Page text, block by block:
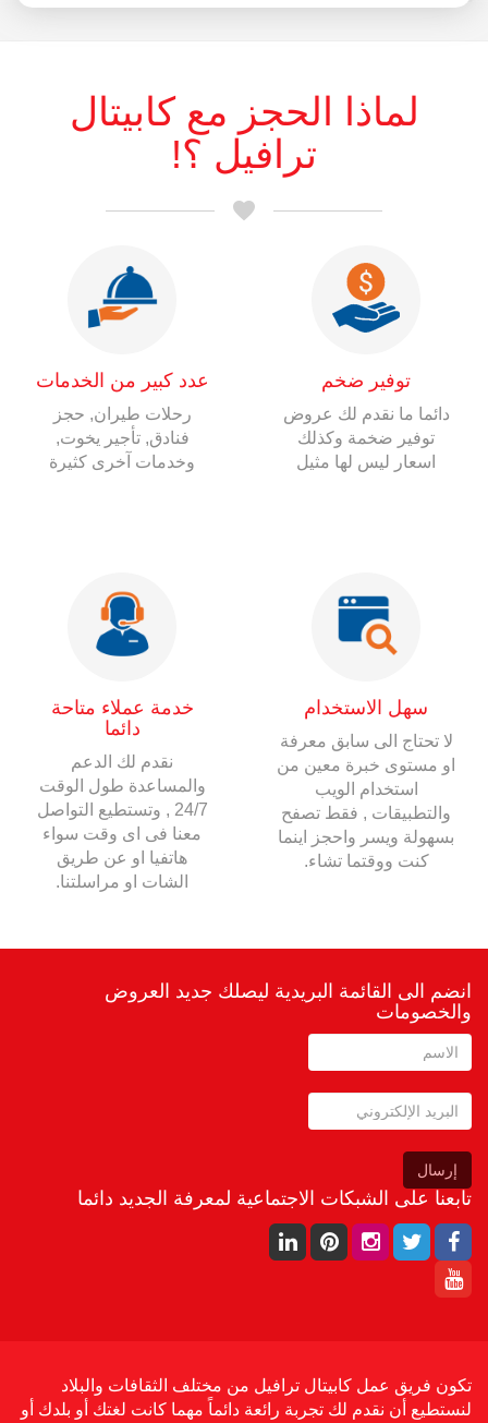
لماذا الحجز مع كابيتال
ترافيل ؟!
favorite
توفير ضخم
دائما ما نقدم لك عروض
توفير ضخمة وكذلك
اسعار ليس لها مثيل
عدد كبير من الخدمات
رحلات طيران, حجز
فنادق, تأجير يخوت,
وخدمات آخرى كثيرة
سهل الاستخدام
لا تحتاج الى سابق معرفة
او مستوى خبرة معين من
استخدام الويب
والتطبيقات , فقط تصفح
بسهولة ويسر واحجز اينما
كنت ووقتما تشاء.
خدمة عملاء متاحة
دائما
نقدم لك الدعم
والمساعدة طول الوقت
24/7 , وتستطيع التواصل
معنا فى اى وقت سواء
هاتفيا او عن طريق
الشات او مراسلتنا.
انضم الى القائمة البريدية ليصلك جديد العروض
والخصومات
إرسال
تابعنا على الشبكات الاجتماعية لمعرفة الجديد دائما
تكون فريق عمل كابيتال ترافيل من مختلف الثقافات والبلاد
لنستطيع أن نقدم لك تجربة رائعة دائماً مهما كانت لغتك أو بلدك أو